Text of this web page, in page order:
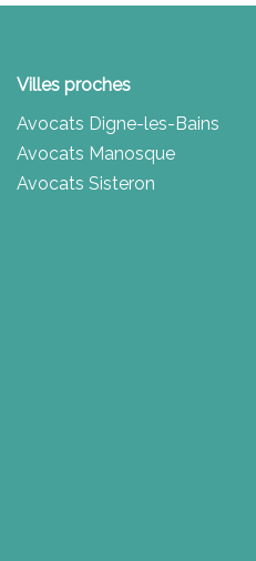
Villes proches
Avocats Digne-les-Bains
Avocats Manosque
Avocats Sisteron